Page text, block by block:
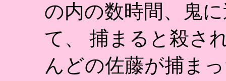
の内の数時間、鬼
て、 捕まると殺さ
んどの佐藤が捕ま